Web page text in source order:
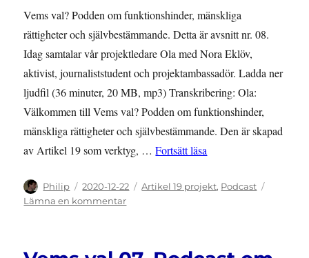
Vems val? Podden om funktionshinder, mänskliga
rättigheter och självbestämmande. Detta är avsnitt nr. 08.
Idag samtalar vår projektledare Ola med Nora Eklöv,
aktivist, journaliststudent och projektambassadör. Ladda ner
ljudfil (36 minuter, 20 MB, mp3) Transkribering: Ola:
Välkommen till Vems val? Podden om funktionshinder,
mänskliga rättigheter och självbestämmande. Den är skapad
av Artikel 19 som verktyg, …Fortsätt läsa
Författare
Philip
Publicerat
den
2020-12-22 Kategorier
Artikel 19 projekt, Podcast
Lämna en kommentartill